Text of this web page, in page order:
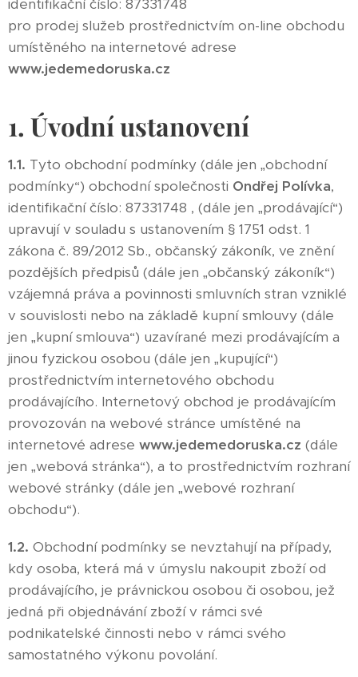
identifikační číslo: 87331748
pro prodej služeb prostřednictvím on-line obchodu
umístěného na internetové adrese
www.jedemedoruska.cz
1. Úvodní ustanovení
1.1. Tyto obchodní podmínky (dále jen „obchodní
podmínky“) obchodní společnosti Ondřej Polívka,
identifikační číslo: 87331748 , (dále jen „prodávající“)
upravují v souladu s ustanovením § 1751 odst. 1
zákona č. 89/2012 Sb., občanský zákoník, ve znění
pozdějších předpisů (dále jen „občanský zákoník“)
vzájemná práva a povinnosti smluvních stran vzniklé
v souvislosti nebo na základě kupní smlouvy (dále
jen „kupní smlouva“) uzavírané mezi prodávajícím a
jinou fyzickou osobou (dále jen „kupující“)
prostřednictvím internetového obchodu
prodávajícího. Internetový obchod je prodávajícím
provozován na webové stránce umístěné na
internetové adrese www.jedemedoruska.cz (dále
jen „webová stránka“), a to prostřednictvím rozhraní
webové stránky (dále jen „webové rozhraní
obchodu“).
1.2. Obchodní podmínky se nevztahují na případy,
kdy osoba, která má v úmyslu nakoupit zboží od
prodávajícího, je právnickou osobou či osobou, jež
jedná při objednávání zboží v rámci své
podnikatelské činnosti nebo v rámci svého
samostatného výkonu povolání.